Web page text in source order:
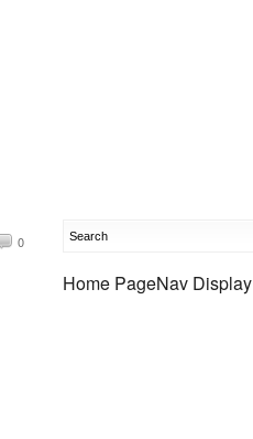
0
Home PageNav Display